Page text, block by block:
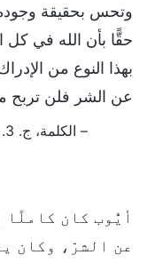
وتحس بحقيقة
حقًّا بأن الله في كل
بهذا النوع من
عن الشر فلن تربح
أيُّوب كان
عن الشرّ، وكان